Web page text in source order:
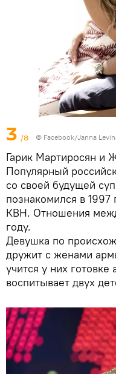
3 /8 © Facebook/Janna
Гарик Мартиросян и
Популярный
со своей будущей
познакомился в
КВН. Отношения
году.
Девушка по
дружит с женами
учится у них
воспитывает двух